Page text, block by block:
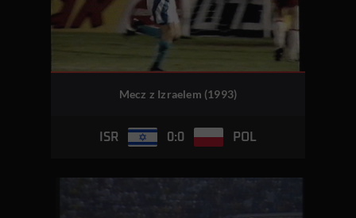
Mecz z Izraelem (1993)
ISR 0:0 POL